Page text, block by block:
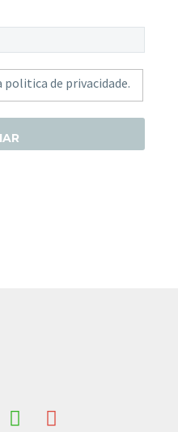
politica de privacidade.